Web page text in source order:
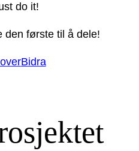
do it!
den første til å dele!
Bidra